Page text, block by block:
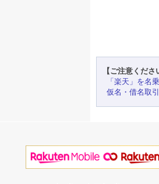
【ご注意くださ
「楽天」を名
仮名・借名取